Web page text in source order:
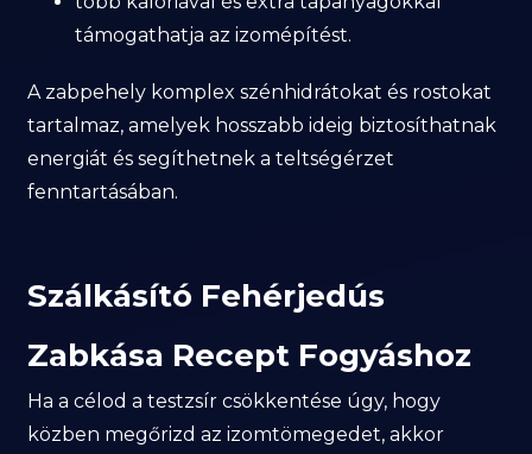
támogathatja az izomépítést.
A zabpehely komplex szénhidrátokat és rostokat
tartalmaz, amelyek hosszabb ideig biztosíthatnak
energiát és segíthetnek a teltségérzet
fenntartásában.
Szálkásító Fehérjedús
Zabkása Recept Fogyáshoz
Ha a célod a testzsír csökkentése úgy, hogy
közben megőrizd az izomtömegedet, akkor